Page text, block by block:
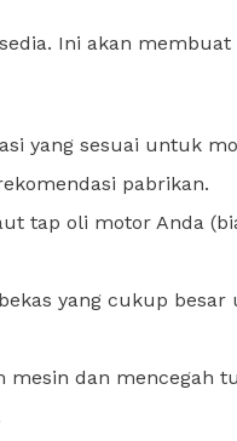
Ini akan membuat
yang sesuai untuk
pabrikan.
tap oli motor Anda
yang cukup
dan mencegah